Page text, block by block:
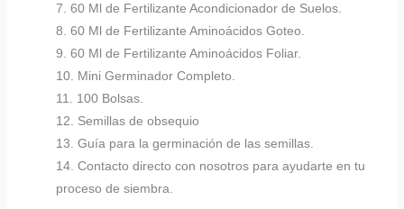
7. 60 Ml de Fertilizante Acondicionador de Suelos.
8. 60 Ml de Fertilizante Aminoácidos Goteo.
9. 60 Ml de Fertilizante Aminoácidos Foliar.
10. Mini Germinador Completo.
11. 100 Bolsas.
12. Semillas de obsequio
13. Guía para la germinación de las semillas.
14. Contacto directo con nosotros para ayudarte en tu
proceso de siembra.